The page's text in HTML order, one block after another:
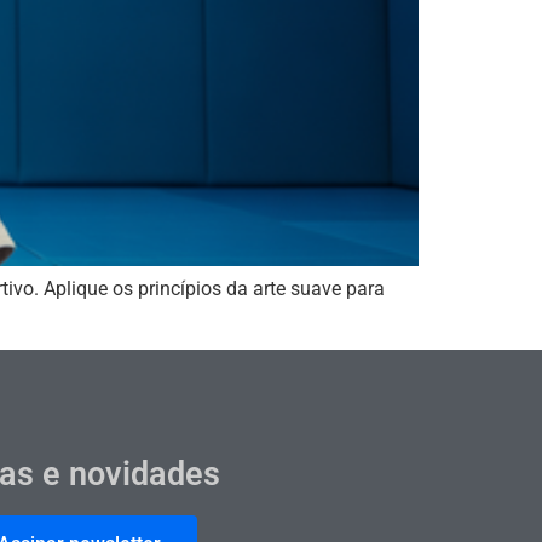
Aplique os princípios da arte suave para
e novidades